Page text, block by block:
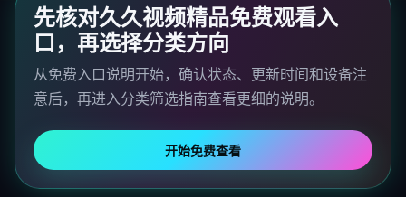
先核对久久视频精品免费观看入
口，再选择分类方向
从免费入口说明开始，确认状态、更新时间和设备注
意后，再进入分类筛选指南查看更细的说明。
开始免费查看